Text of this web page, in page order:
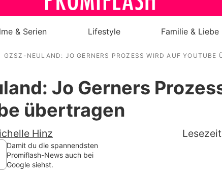
Royals
Lifestyle
Familie & Liebe
& Serien Lifestyle Familie & Liebe
GZSZ-NEULAND: JO GERNERS PROZESS WIRD AUF YOUTUBE
Jo Gerners
übertragen
Hinz
Damit du die spannendsten
Promiflash-News auch bei
Google siehst.